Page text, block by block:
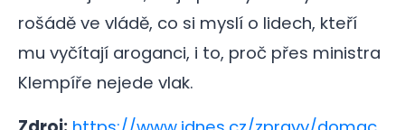
rošádě ve vládě, co si myslí o lidech, kteří
mu vyčítají aroganci, i to, proč přes ministra
Klempíře nejede vlak.